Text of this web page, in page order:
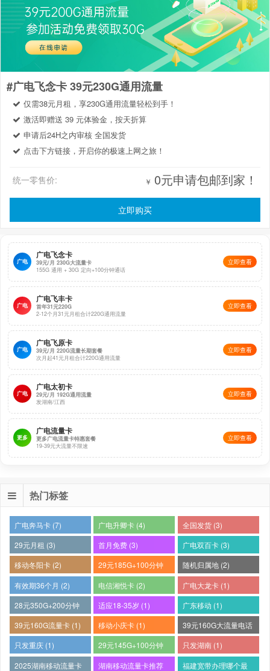
[点击办理联通五福卡]（直达链接
#广电飞念卡 39元230G通用流量
仅需38元月租，享230G通用流量轻松到手！
激活即赠送 39 元体验金，按天折算
申请后24H之内审核 全国发货
点击下方链接，开启你的极速上网之旅！
￥ 0元申请包邮到家！
统一零售价:
立即购买
广电
广电飞念卡
39元/月 230G大流量卡
155G 通用 + 30G 定向+100分钟通话
立即查看
广电
广电飞丰卡
首年31元220G
2-12个月31元月租合计220G通用流量
立即查看
广电
广电飞原卡
39元/月 220G流量长期套餐
次月起41元月租合计220G通用流量
立即查看
广电
广电太初卡
29元/月 192G通用流量
发湖南/江西
立即查看
更多
广电流量卡
更多广电流量卡特惠套餐
19-39元大流量不限速
立即查看
热门标签
广电奔马卡 (7) 广电升卿卡 (4)
全国发货 (3)
29元月租 (3)
首月免费 (3)
广电双百卡 (3)
移动冬阳卡 (2)
29元185G+100分钟
(2)
随机归属地 (2)
有效期36个月 (2)
电信湘悦卡 (2)
广电大龙卡 (1)
28元350G+200分钟
(1)
适应18-35岁 (1)
广东移动 (1)
39元160G流量卡 (1)
移动小庆卡 (1)
39元160G大流量电话
卡 (1)
只发重庆 (1)
29元145G+100分钟
(1)
只发湖南 (1)
2025湖南移动流量卡
湖南移动流量卡推荐 福建宽带办理哪个最